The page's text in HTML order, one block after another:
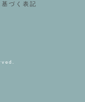
づく表記